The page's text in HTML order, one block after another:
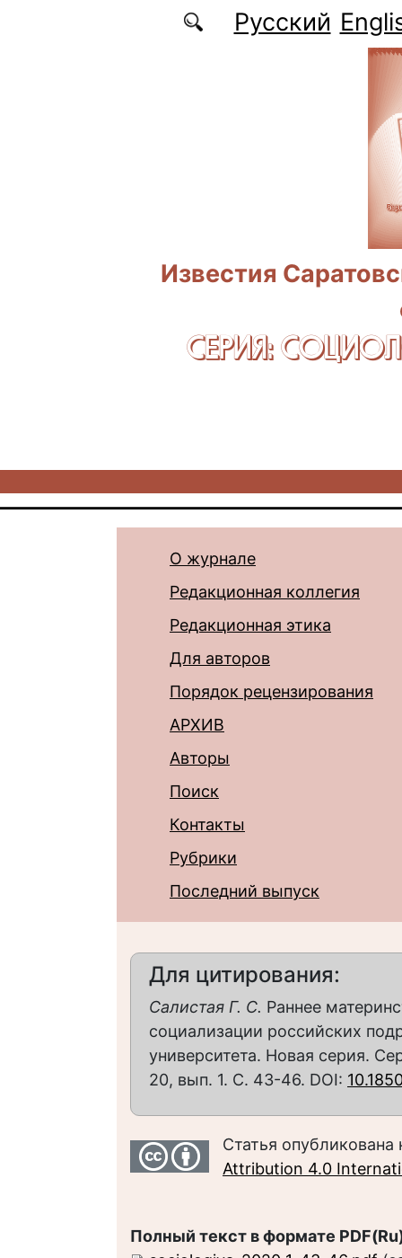
Перейти к основному содержаниюРусский
Известия
СЕРИЯ:
О журнале
Редакционная коллегия
Редакционная этика
Для авторов
Порядок рецензирования
АРХИВ
Авторы
Поиск
Контакты
Рубрики
Последний выпуск
Для цитирования:
Салистая Г. С. Раннее
социализации российских
университета. Новая серия.
20, вып. 1. С. 43-46. DOI:
Статья
Attribution 4.0
Полный текст в формате